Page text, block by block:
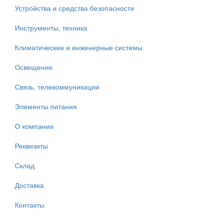
Устройства и средства безопасности
Инструменты, техника
Климатические и инженерные системы
Освещение
Связь, телекоммуникации
Элементы питания
О компании
Реквизиты
Склад
Доставка
Контакты